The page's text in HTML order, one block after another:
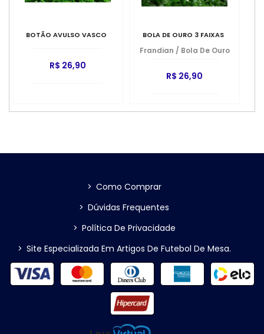
BOTÃO AVULSO VASCO
R$ 26,90
BOLA DE OURO 3 FAIXAS
Frandian / Bola De Ouro
R$ 26,90
> Como Comprar
> Dúvidas Frequentes
> Política De Privacidade
> Site Especializada Em Artigos De Futebol De Mesa.